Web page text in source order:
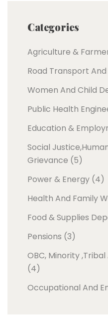
Categories
Agriculture &
Road Transport
Women And Child
Public Health
Education &
Social
Grievance (5)
Power & Energy (4)
Health And Family
Food & Supplies
Pensions (3)
OBC, Minority
(4)
Occupational And